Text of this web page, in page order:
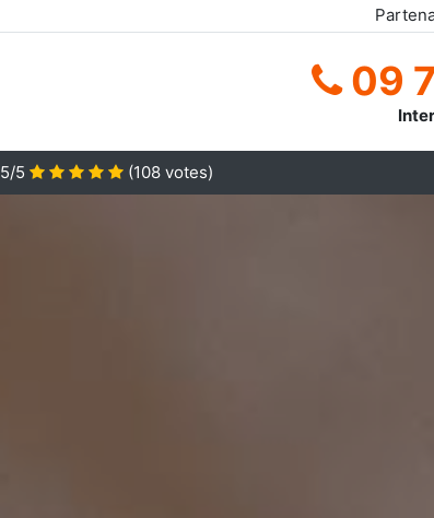
09
5/5 (108votes)